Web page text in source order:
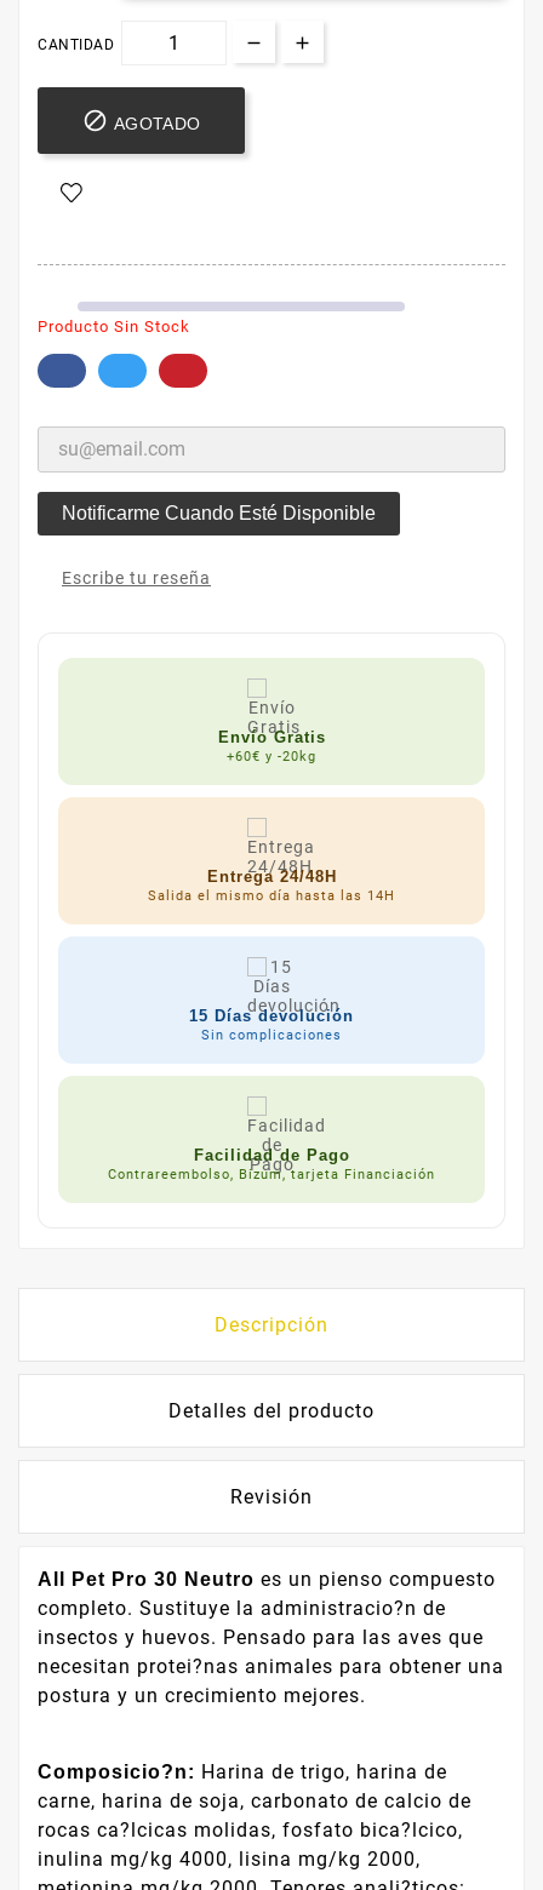
CANTIDAD
 AGOTADO
Producto Sin Stock
Notificarme Cuando Esté Disponible
Escribe tu reseña
Envío Gratis
+60€ y -20kg
Entrega 24/48H
Salida el mismo día hasta las 14H
15 Días devolución
Sin complicaciones
Facilidad de Pago
Contrareembolso, Bizum, tarjeta Financiación
Descripción
Detalles del producto
Revisión
All Pet Pro 30 Neutro es un pienso compuesto
completo. Sustituye la administracio?n de
insectos y huevos. Pensado para las aves que
necesitan protei?nas animales para obtener una
postura y un crecimiento mejores.
Composicio?n: Harina de trigo, harina de
carne, harina de soja, carbonato de calcio de
rocas ca?lcicas molidas, fosfato bica?lcico,
inulina mg/kg 4000, lisina mg/kg 2000,